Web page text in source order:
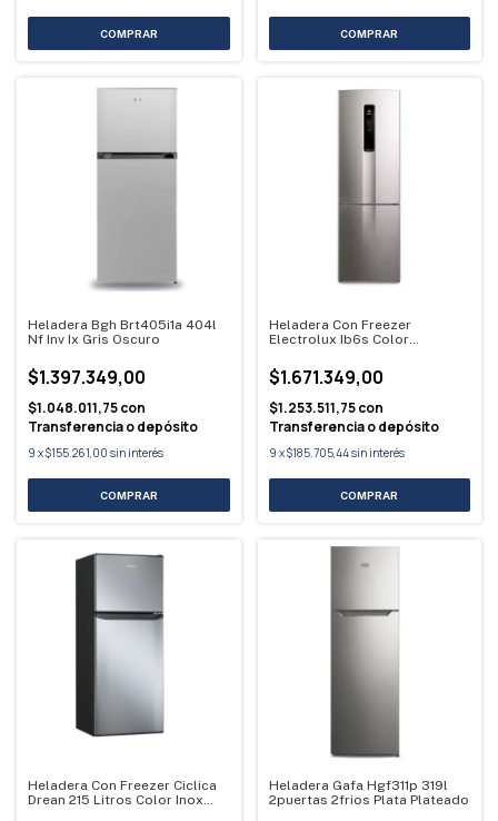
Heladera Bgh Brt405i1a 404l
Nf Inv Ix Gris Oscuro
$1.397.349,00
$1.048.011,75con
Transferencia o depósito
9 x$155.261,00 sin interés
Heladera Con Freezer
Electrolux Ib6s Color
400l
$1.671.349,00
$1.253.511,75con
Transferencia o depósito
9 x$185.705,44sin interés
Heladera Con Freezer Ciclica
Drean 215 Litros Color Inox
Heladera Gafa Hgf311p 319l
2puertas 2frios Plata Plateado